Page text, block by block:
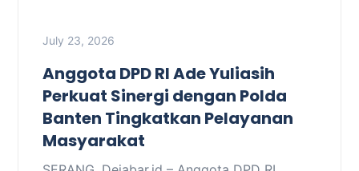
July 23, 2026
Anggota DPD RI Ade Yuliasih
Perkuat Sinergi dengan Polda
Banten Tingkatkan Pelayanan
Masyarakat